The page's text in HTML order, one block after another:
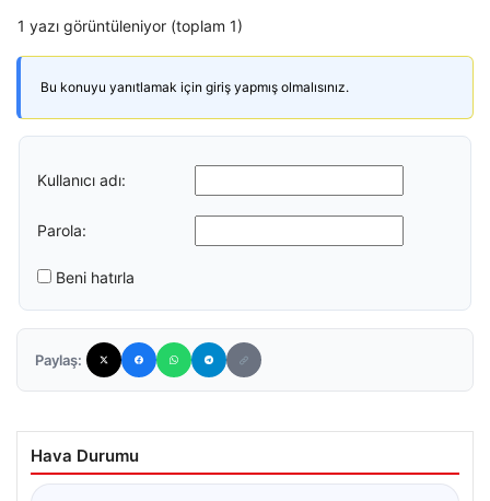
1 yazı görüntüleniyor (toplam 1)
Bu konuyu yanıtlamak için giriş yapmış olmalısınız.
Kullanıcı adı:
Parola:
Beni hatırla
Paylaş:
Hava Durumu